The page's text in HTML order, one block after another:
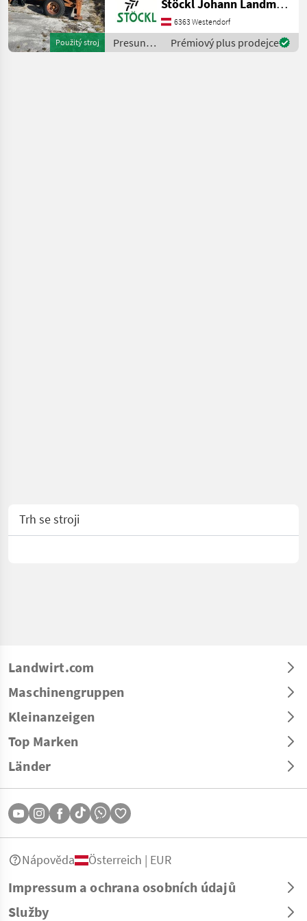
Použitý stroj
Stöckl Johann Landmaschinen GesmbH & Co KG
6363 Westendorf
Presun
materiálu
Prémiový plus prodejce
Trh se stroji
Landwirt.com
Maschinengruppen
Kleinanzeigen
Top Marken
Länder
Impressum a ochrana osobních údajů
Služby
Nápověda Österreich | EUR